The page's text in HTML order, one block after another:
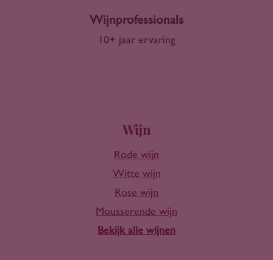
Wijnprofessionals
10+ jaar ervaring
Wijn
Rode wijn
Witte wijn
Rose wijn
Mousserende wijn
Bekijk alle wijnen